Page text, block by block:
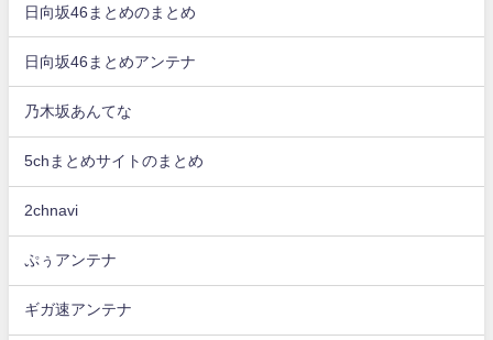
日向坂46まとめのまとめ
日向坂46まとめアンテナ
乃木坂あんてな
5chまとめサイトのまとめ
2chnavi
ぷぅアンテナ
ギガ速アンテナ